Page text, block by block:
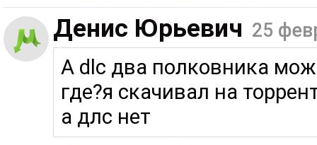
Денис Юрьевич 25
А dlc два полковника
где?я скачивал на
а длс нет